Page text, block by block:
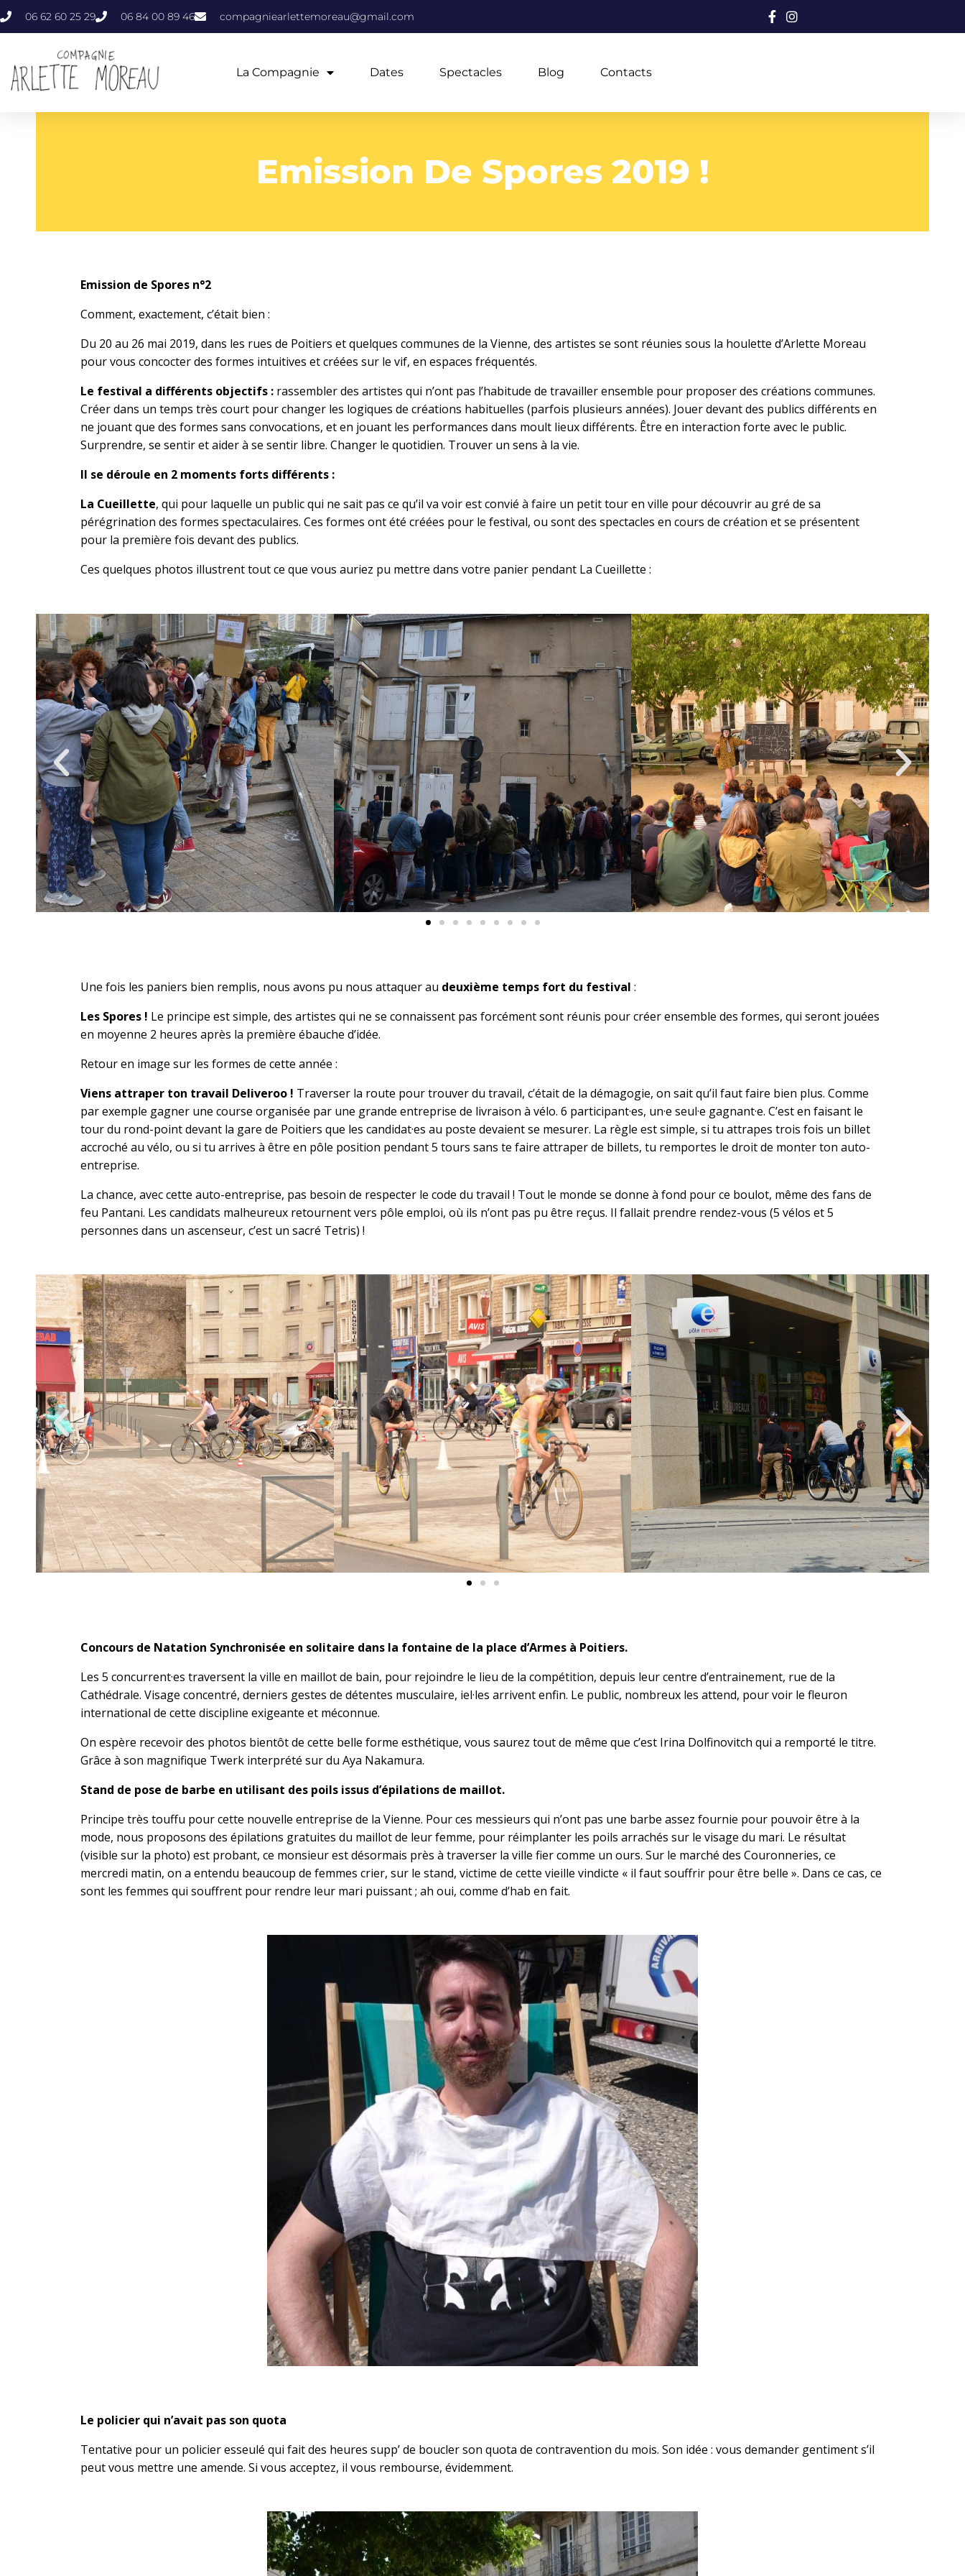
06 62 60 25 29 06 84 00 89 46 compagniearlettemoreau@gmail.com
La Compagnie Dates Spectacles Blog Contacts
Emission De Spores 2019 !
Emission de Spores n°2
Comment, exactement, c’était bien :
Du 20 au 26 mai 2019, dans les rues de Poitiers et quelques communes de la Vienne, des artistes se sont réunies sous la houlette d’Arlette Moreau
pour vous concocter des formes intuitives et créées sur le vif, en espaces fréquentés.
Le festival a différents objectifs : rassembler des artistes qui n’ont pas l’habitude de travailler ensemble pour proposer des créations communes.
Créer dans un temps très court pour changer les logiques de créations habituelles (parfois plusieurs années). Jouer devant des publics différents en
ne jouant que des formes sans convocations, et en jouant les performances dans moult lieux différents. Être en interaction forte avec le public.
Surprendre, se sentir et aider à se sentir libre. Changer le quotidien. Trouver un sens à la vie.
Il se déroule en 2 moments forts différents :
La Cueillette, qui pour laquelle un public qui ne sait pas ce qu’il va voir est convié à faire un petit tour en ville pour découvrir au gré de sa
pérégrination des formes spectaculaires. Ces formes ont été créées pour le festival, ou sont des spectacles en cours de création et se présentent
pour la première fois devant des publics.
Ces quelques photos illustrent tout ce que vous auriez pu mettre dans votre panier pendant La Cueillette :
Une fois les paniers bien remplis, nous avons pu nous attaquer au deuxième temps fort du festival:
Les Spores ! Le principe est simple, des artistes qui ne se connaissent pas forcément sont réunis pour créer ensemble des formes, qui seront jouées
en moyenne 2 heures après la première ébauche d’idée.
Retour en image sur les formes de cette année :
Viens attraper ton travail Deliveroo ! Traverser la route pour trouver du travail, c’était de la démagogie, on sait qu’il faut faire bien plus. Comme
par exemple gagner une course organisée par une grande entreprise de livraison à vélo. 6 participant·es, un·e seul·e gagnant·e. C’est en faisant le
tour du rond-point devant la gare de Poitiers que les candidat·es au poste devaient se mesurer. La règle est simple, si tu attrapes trois fois un billet
accroché au vélo, ou si tu arrives à être en pôle position pendant 5 tours sans te faire attraper de billets, tu remportes le droit de monter ton auto-
entreprise.
La chance, avec cette auto-entreprise, pas besoin de respecter le code du travail ! Tout le monde se donne à fond pour ce boulot, même des fans de
feu Pantani. Les candidats malheureux retournent vers pôle emploi, où ils n’ont pas pu être reçus. Il fallait prendre rendez-vous (5 vélos et 5
personnes dans un ascenseur, c’est un sacré Tetris) !
Concours de Natation Synchronisée en solitaire dans la fontaine de la place d’Armes à Poitiers.
Les 5 concurrent·es traversent la ville en maillot de bain, pour rejoindre le lieu de la compétition, depuis leur centre d’entrainement, rue de la
Cathédrale. Visage concentré, derniers gestes de détentes musculaire, iel·les arrivent enfin. Le public, nombreux les attend, pour voir le fleuron
international de cette discipline exigeante et méconnue.
On espère recevoir des photos bientôt de cette belle forme esthétique, vous saurez tout de même que c’est Irina Dolfinovitch qui a remporté le titre.
Grâce à son magnifique Twerk interprété sur du Aya Nakamura.
Stand de pose de barbe en utilisant des poils issus d’épilations de maillot.
Principe très touffu pour cette nouvelle entreprise de la Vienne. Pour ces messieurs qui n’ont pas une barbe assez fournie pour pouvoir être à la
mode, nous proposons des épilations gratuites du maillot de leur femme, pour réimplanter les poils arrachés sur le visage du mari. Le résultat
(visible sur la photo) est probant, ce monsieur est désormais près à traverser la ville fier comme un ours. Sur le marché des Couronneries, ce
mercredi matin, on a entendu beaucoup de femmes crier, sur le stand, victime de cette vieille vindicte « il faut souffrir pour être belle ». Dans ce cas, ce
sont les femmes qui souffrent pour rendre leur mari puissant ; ah oui, comme d’hab en fait.
Le policier qui n’avait pas son quota
Tentative pour un policier esseulé qui fait des heures supp’ de boucler son quota de contravention du mois.Son idée : vous demander gentiment s’il
peut vous mettre une amende. Si vous acceptez, il vous rembourse, évidemment.